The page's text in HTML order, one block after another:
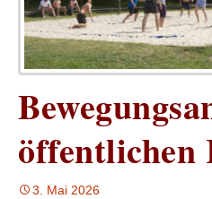
öffentlichen
3. Mai 2026